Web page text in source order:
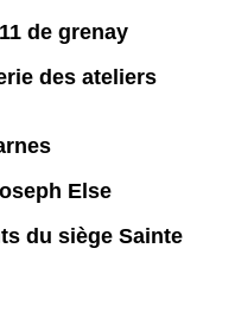
de grenay
des ateliers
Else
du siège Sainte